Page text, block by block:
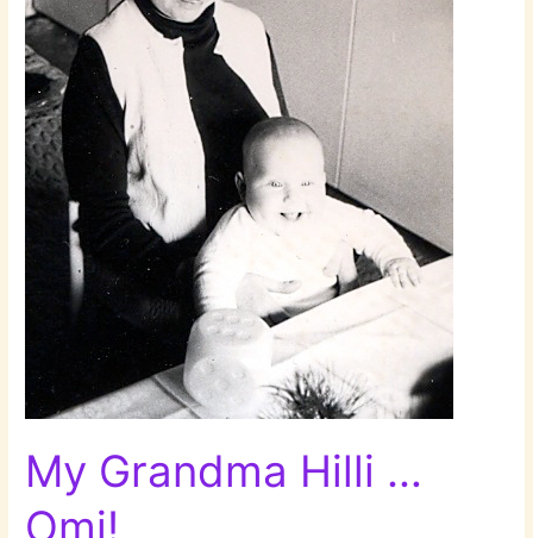
My Grandma Hilli …
Omi!